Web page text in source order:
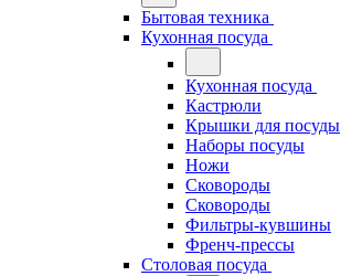
Бытовая техника
Кухонная посуда
Кухонная посуда
Кастрюли
Крышки для посуды
Наборы посуды
Ножи
Сковороды
Сковороды
Фильтры-кувшины
Френч-прессы
Столовая посуда